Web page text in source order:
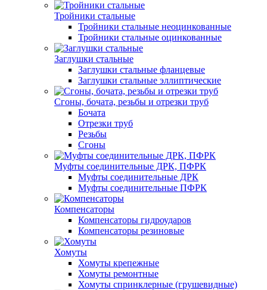
Тройники стальные
Тройники стальные неоцинкованные
Тройники стальные оцинкованные
Заглушки стальные
Заглушки стальные фланцевые
Заглушки стальные эллиптические
Сгоны, бочата, резьбы и отрезки труб
Бочата
Отрезки труб
Резьбы
Сгоны
Муфты соединительные ДРК, ПФРК
Муфты соединительные ДРК
Муфты соединительные ПФРК
Компенсаторы
Компенсаторы гидроударов
Компенсаторы резиновые
Хомуты
Хомуты крепежные
Хомуты ремонтные
Хомуты спринклерные (грушевидные)